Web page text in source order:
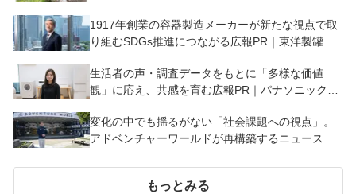
1917年創業の容器製造メーカーが新たな視点で取
り組むSDGs推進につながる広報PR｜東洋製罐グ
生活者の声・調査データをもとに「多様な価値
観」に応え、共感を育む広報PR｜パナソニック株
変化の中でも揺るがない「社会課題への視点」。
アドベンチャーワールドが再構築するニュースの
もっとみる